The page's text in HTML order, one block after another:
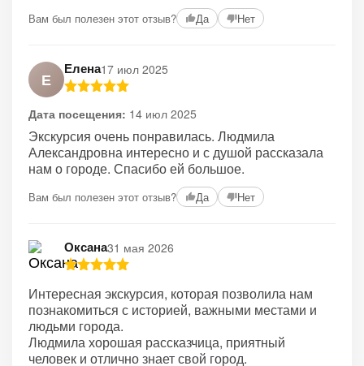
Вам был полезен этот отзыв? Да Нет
Е
Елена17 июл 2025
Дата посещения: 14 июл 2025
Экскурсия очень понравилась. Людмила
Александровна интересно и с душой рассказала
нам о городе. Спасибо ей большое.
Вам был полезен этот отзыв? Да Нет
Оксана31 мая 2026
Интересная экскурсия, которая позволила нам
познакомиться с историей, важными местами и
людьми города.
Людмила хорошая рассказчица, приятный
человек и отлично знает свой город.